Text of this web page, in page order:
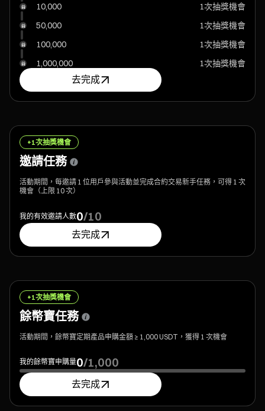
10,000
1次抽獎機會
50,000
1次抽獎機會
100,000
1次抽獎機會
1,000,000
1次抽獎機會
去完成
+1次抽獎機會
邀請任務
活動期間，每邀請 1 位用戶參與活動並完成合約交易新手任務，可得 1 次
機會（上限 10 次）
我的有效邀請人數0/10
去完成
+1次抽獎機會
餘幣寶任務
活動期間，餘幣寶定期產品申購金額 ≥ 1,000 USDT，獲得 1 次機會
我的餘幣寶申購量0/1,000
去完成